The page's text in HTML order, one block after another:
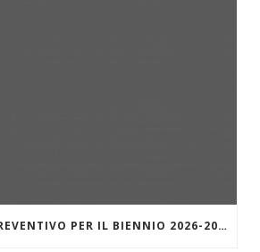
CONCORDATO PREVENTIVO PER IL BIENNIO 2026-2027 – MODALITÀ DI ADESIONE